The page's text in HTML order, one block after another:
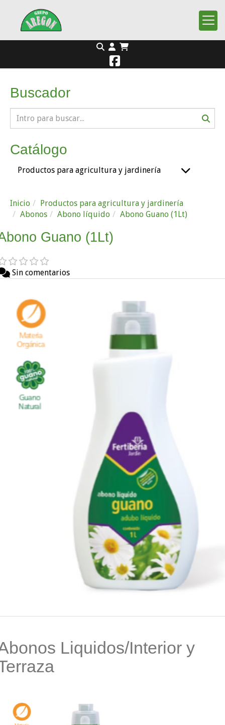
Buscador
Catálogo
Productos para agricultura y jardinería
Inicio
Productos para agricultura y jardinería
Abonos
Abono líquido Abono Guano (1Lt)
Guano (1Lt)
Sin comentarios
Liquidos/Interior y